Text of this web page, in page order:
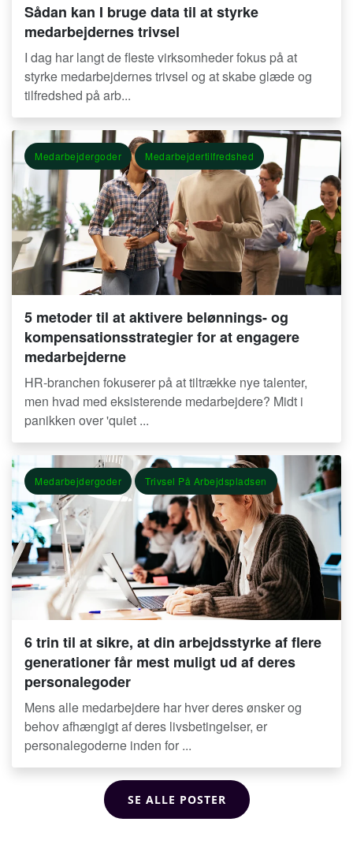
Sådan kan I bruge data til at styrke
medarbejdernes trivsel
I dag har langt de fleste virksomheder fokus på at
styrke medarbejdernes trivsel og at skabe glæde og
tilfredshed på arb...
Medarbejdergoder Medarbejdertilfredshed
5 metoder til at aktivere belønnings- og
kompensationsstrategier for at engagere
medarbejderne
HR-branchen fokuserer på at tiltrække nye talenter,
men hvad med eksisterende medarbejdere? Midt i
panikken over 'quiet ...
Medarbejdergoder Trivsel På Arbejdspladsen
6 trin til at sikre, at din arbejdsstyrke af flere
generationer får mest muligt ud af deres
personalegoder
Mens alle medarbejdere har hver deres ønsker og
behov afhængigt af deres livsbetingelser, er
personalegoderne inden for ...
SE ALLE POSTER